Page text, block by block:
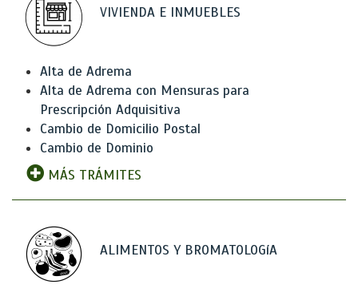
VIVIENDA E INMUEBLES
Alta de Adrema
Alta de Adrema con Mensuras para
Prescripción Adquisitiva
Cambio de Domicilio Postal
Cambio de Dominio
MÁS TRÁMITES
ALIMENTOS Y BROMATOLOGíA